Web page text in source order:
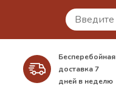
Бесперебойная
доставка7
дней в неделю